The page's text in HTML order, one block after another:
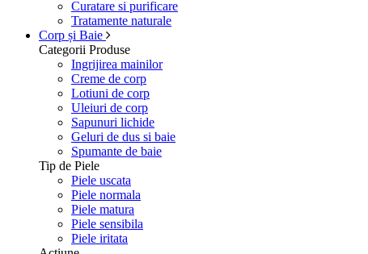
Curatare si purificare
Tratamente naturale
Corp și Baie
Categorii Produse
Ingrijirea mainilor
Creme de corp
Lotiuni de corp
Uleiuri de corp
Sapunuri lichide
Geluri de dus si baie
Spumante de baie
Tip de Piele
Piele uscata
Piele normala
Piele matura
Piele sensibila
Piele iritata